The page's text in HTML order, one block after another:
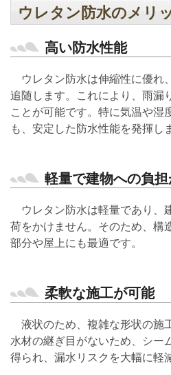
ウレタン防水のメリ
高い防水性能
ウレタン防水は伸縮性に優れ
追随します。これにより、雨漏
ことが可能です。特に気温や湿
も、安定した防水性能を発揮し
軽量で建物への負
ウレタン防水は軽量であり、
荷をかけません。そのため、構
部分や屋上にも最適です。
柔軟な施工が可能
液状のため、複雑な形状の施
水材の継ぎ目がないため、シー
得られ、漏水リスクを大幅に軽